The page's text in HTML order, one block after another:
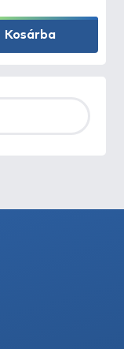
Kosárba